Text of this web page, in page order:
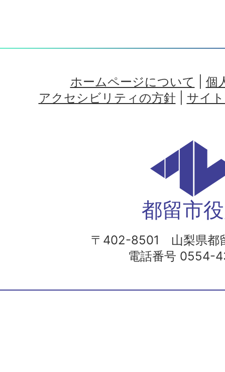
ホームページについて
個
アクセシビリティの方針| サイ
都留市
〒402-8501 山梨県都
電話番号 0554-